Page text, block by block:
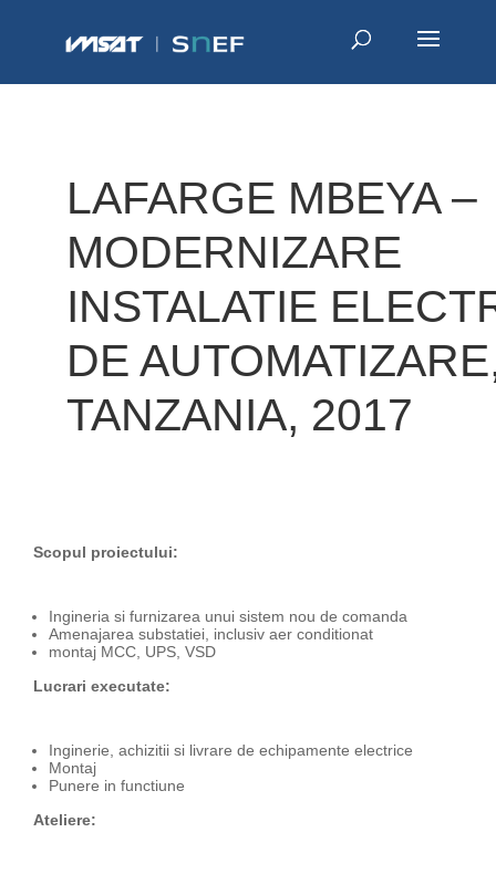
LAFARGE MBEYA –
MODERNIZARE
INSTALATIE
DE
TANZANIA, 2017
Scopul proiectului:
Ingineria si furnizarea unui sistem nou de comanda
Amenajarea substatiei, inclusiv aer conditionat
montaj MCC, UPS, VSD
Lucrari executate:
Inginerie, achizitii si livrare de echipamente electrice
Montaj
Punere in functiune
Ateliere: